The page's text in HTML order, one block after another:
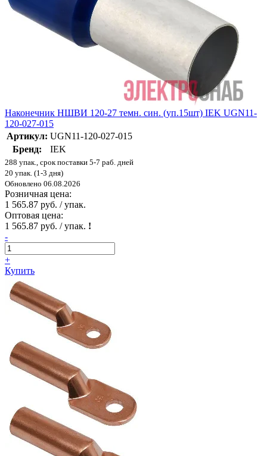
Наконечник НШВИ 120-27 темн. син. (уп.15шт) IEK UGN11-
120-027-015
Артикул: UGN11-120-027-015
Бренд:
IEK
288 упак., срок поставки 5-7 раб. дней
20 упак. (1-3 дня)
Обновлено 06.08.2026
Розничная цена:
1 565.87 руб. / упак.
Оптовая цена:
1 565.87 руб. / упак. !
-
+
Купить